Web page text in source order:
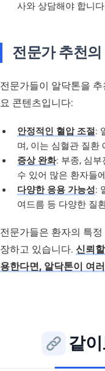
사와 상담해야 합니
전문가 추천
전문가들이 알닥톤을
요 콘텐츠입니다:
안정적인 혈압 조절:
며, 이는 심혈관 질환
증상 완화: 부종, 심
수 있어 많은 환자들
다양한 응용 가능성:
여드름 등 다양한 질
전문가들은 환자의 특
장하고 있습니다. 신뢰
용한다면, 알닥톤이 여
같